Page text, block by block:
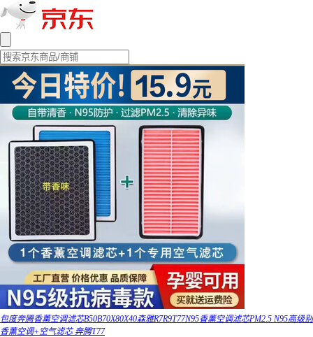
包度奔腾香薰空调滤芯B50B70X80X40森雅R7R9T77N95香薰空调滤芯PM2.5 N95高级别
香薰空调+空气滤芯 奔腾T77